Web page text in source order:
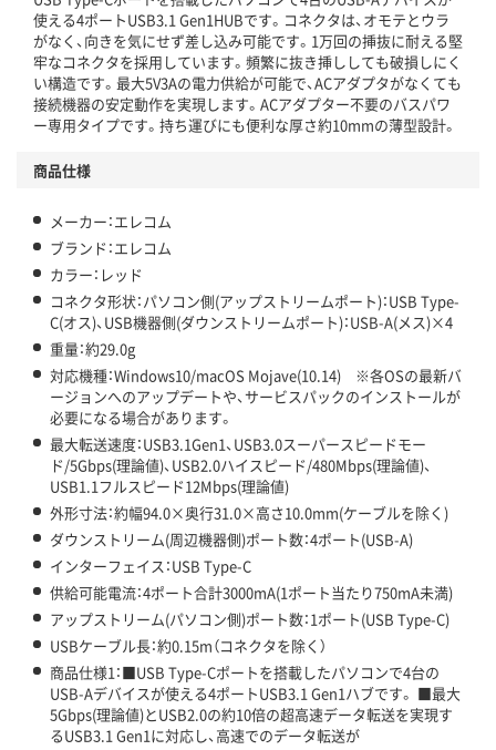
使える4ポートUSB3.1 Gen1HUBです。コネクタは、オモテとウラ
がなく、向きを気にせず差し込み可能です。1万回の挿抜に耐える堅
牢なコネクタを採用しています。頻繁に抜き挿ししても破損しにく
い構造です。最大5V3Aの電力供給が可能で、ACアダプタがなくても
接続機器の安定動作を実現します。ACアダプター不要のバスパワ
ー専用タイプです。持ち運びにも便利な厚さ約10mmの薄型設計。
商品仕様
メーカー：エレコム
ブランド：エレコム
カラー：レッド
コネクタ形状：パソコン側(アップストリームポート)：USB Type-
C(オス)、USB機器側(ダウンストリームポート)：USB-A(メス)×4
重量：約29.0g
対応機種：Windows10/macOS Mojave(10.14) ※各OSの最新バ
ージョンへのアップデートや、サービスパックのインストールが
必要になる場合があります。
最大転送速度：USB3.1Gen1、USB3.0スーパースピードモー
ド/5Gbps(理論値)、USB2.0ハイスピード/480Mbps(理論値)、
USB1.1フルスピード12Mbps(理論値)
外形寸法：約幅94.0×奥行31.0×高さ10.0mm(ケーブルを除く)
ダウンストリーム(周辺機器側)ポート数：4ポート(USB-A)
インターフェイス：USB Type-C
供給可能電流：4ポート合計3000mA(1ポート当たり750mA未満)
アップストリーム(パソコン側)ポート数：1ポート(USB Type-C)
USBケーブル長：約0.15m（コネクタを除く）
商品仕様1：■USB Type-Cポートを搭載したパソコンで4台の
USB-Aデバイスが使える4ポートUSB3.1 Gen1ハブです。 ■最大
5Gbps(理論値)とUSB2.0の約10倍の超高速データ転送を実現す
るUSB3.1 Gen1に対応し、高速でのデータ転送が